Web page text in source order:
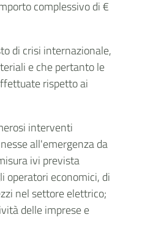
complessivo di €
di crisi internazionale,
e che pertanto le
rispetto ai
interventi
all'emergenza da
ivi prevista
operatori economici, di
nel settore elettrico;
delle imprese e